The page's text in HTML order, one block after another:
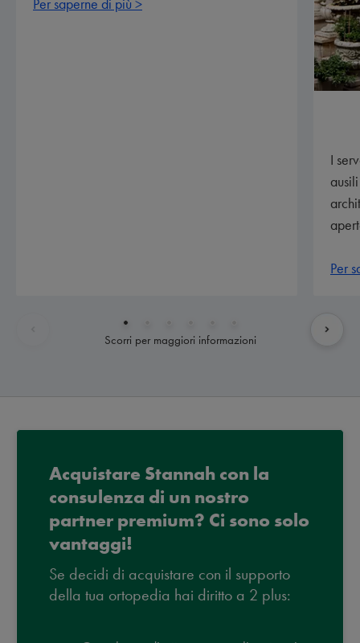
I
Per
Scorri per maggiori informazioni
Acquistare Stannah con la
consulenza di un nostro
partner premium? Ci sono solo
vantaggi!
Se decidi di acquistare con il supporto
della tua ortopedia hai diritto a 2 plus: